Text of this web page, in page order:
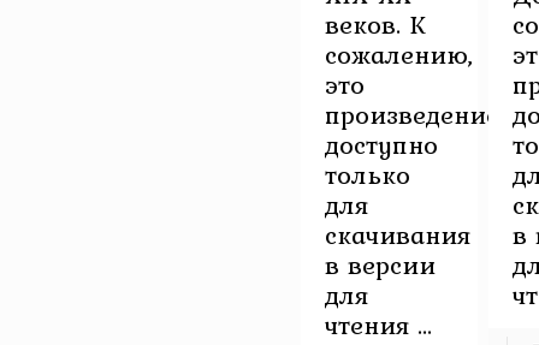
веков. К
сожалению,
это
произведение
доступно
только
для
скачивания
в версии
для
чтения ...
в